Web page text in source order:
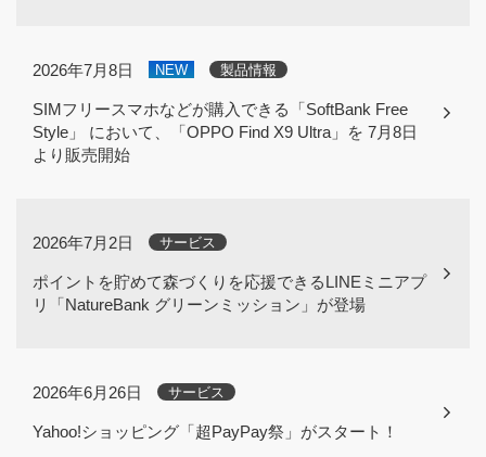
2026年7月8日 NEW 製品情報
SIMフリースマホなどが購入できる「SoftBank Free
Style」 において、「OPPO Find X9 Ultra」を 7月8日
より販売開始
2026年7月2日 サービス
ポイントを貯めて森づくりを応援できるLINEミニアプ
リ「NatureBank グリーンミッション」が登場
2026年6月26日 サービス
Yahoo!ショッピング「超PayPay祭」がスタート！